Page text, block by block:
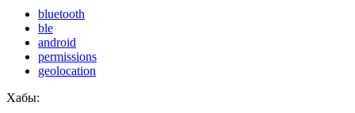
bluetooth
ble
android
permissions
geolocation
Хабы: